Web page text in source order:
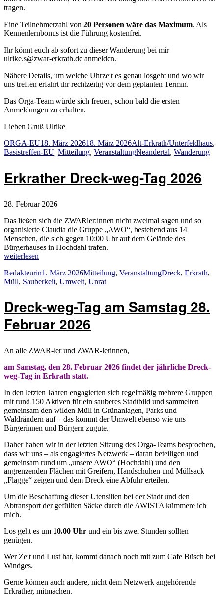
tragen.
Eine Teilnehmerzahl von 20 Personen wäre das Maximum. Als
Kennenlernbonus ist die Führung kostenfrei.
Ihr könnt euch ab sofort zu dieser Wanderung bei mir
ulrike.s@zwar-erkrath.de anmelden.
Nähere Details, um welche Uhrzeit es genau losgeht und wo wir
uns treffen erfahrt ihr rechtzeitig vor dem geplanten Termin.
Das Orga-Team würde sich freuen, schon bald die ersten
Anmeldungen zu erhalten.
Lieben Gruß Ulrike
Autor
ORGA-EUVeröffentlicht
am
18. März 202618. März 2026Kategorien
Alt-Erkrath/Unterfeldhaus,
Basistreffen-EU, Mitteilung, VeranstaltungSchlagwörter
Neandertal, Wanderung
Erkrather Dreck-weg-Tag 2026
28. Februar 2026
Das ließen sich die ZWARler:innen nicht zweimal sagen und so
organisierte Claudia die Gruppe „AWO“, bestehend aus 14
Menschen, die sich gegen 10:00 Uhr auf dem Gelände des
Bürgerhauses in Hochdahl trafen.
„Erkrather
weg-
Tag
weiterlesen
Autor
RedakteurinVeröffentlicht
am
1. März 2026Kategorien
Mitteilung, VeranstaltungSchlagwörter
Dreck, Erkrath,
Müll, Sauberkeit, Umwelt, Unrat
Dreck-weg-Tag am Samstag 28.
Februar 2026
An alle ZWAR-ler und ZWAR-lerinnen,
am Samstag, den 28. Februar 2026 findet der jährliche Dreck-
weg-Tag in Erkrath statt.
In den letzten Jahren engagierten sich regelmäßig mehrere Gruppen
mit rund 150 Aktiven für ein sauberes Stadtbild und sammelten
gemeinsam den wilden Müll in Grünanlagen, Parks und
Waldrändern auf – das kommt der Umwelt ebenso wie uns
Bürgerinnen und Bürgern zugute.
Daher haben wir in der letzten Sitzung des Orga-Teams besprochen,
dass wir uns – als engagiertes Netzwerk – daran beteiligen und
gemeinsam rund um „unsere AWO“ (Hochdahl) und den
angrenzenden Flächen mit Greifern, Handschuhen und Müllsack
„Flagge“ zeigen und dem Dreck eine Abfuhr erteilen.
Um die Beschaffung dieser Utensilien bei der Stadt und den
Abtransport der gefüllten Säcke durch die AWISTA kümmere ich
mich.
Los geht es um 10.00 Uhr und ein bis zwei Stunden sollten
genügen.
Wer Zeit und Lust hat, kommt danach noch mit zum Cafe Büsch bei
Windges.
Gerne können auch andere, nicht dem Netzwerk angehörende
Erkrather, mitmachen.